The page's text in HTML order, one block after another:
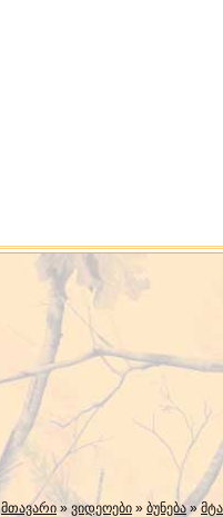
მთავარი » ვიდეოები » ბუნება »